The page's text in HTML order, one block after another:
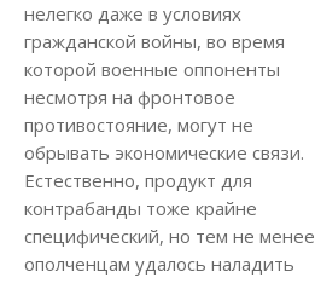
нелегко даже в условиях
гражданской войны, во время
которой военные оппоненты
несмотря на фронтовое
противостояние, могут не
обрывать экономические связи.
Естественно, продукт для
контрабанды тоже крайне
специфический, но тем не менее
ополченцам удалось наладить